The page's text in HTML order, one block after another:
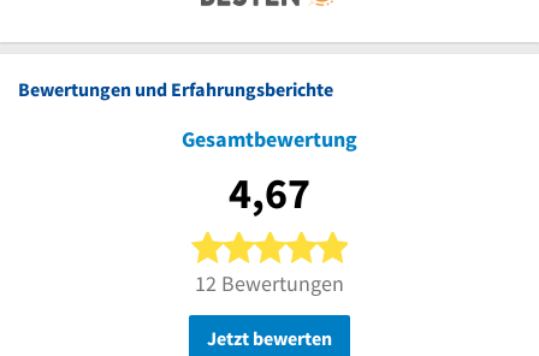
Bewertungen und Erfahrungsberichte
Gesamtbewertung
4,67
5 von 5 Sternen
12 Bewertungen
Jetzt bewerten